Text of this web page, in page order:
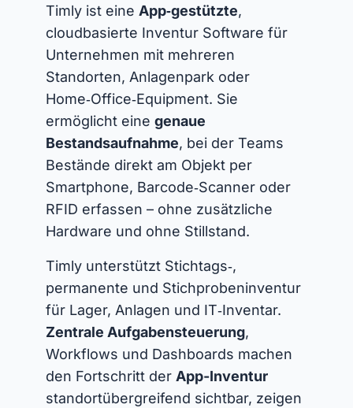
Timly ist eine App‑gestützte,
cloudbasierte Inventur Software für
Unternehmen mit mehreren
Standorten, Anlagenpark oder
Home‑Office‑Equipment. Sie
ermöglicht eine genaue
Bestandsaufnahme, bei der Teams
Bestände direkt am Objekt per
Smartphone, Barcode‑Scanner oder
RFID erfassen – ohne zusätzliche
Hardware und ohne Stillstand.
Timly unterstützt Stichtags‑,
permanente und Stichprobeninventur
für Lager, Anlagen und IT‑Inventar.
Zentrale Aufgabensteuerung,
Workflows und Dashboards machen
den Fortschritt der App-Inventur
standortübergreifend sichtbar, zeigen